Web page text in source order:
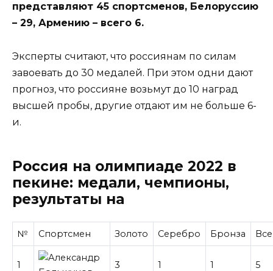
представляют 45 спортсменов, Белоруссию
– 29, Армению – всего 6.
Эксперты считают, что россиянам по силам
завоевать до 30 медалей. При этом одни дают
прогноз, что россияне возьмут до 10 наград
высшей пробы, другие отдают им не больше 6-
и.
Россия на олимпиаде 2022 в
пекине: медали, чемпионы,
результаты на
№ Спортсмен Золото Серебро Бронза
1 3 1 1 5